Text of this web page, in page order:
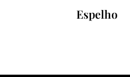
Espelho Cut 115